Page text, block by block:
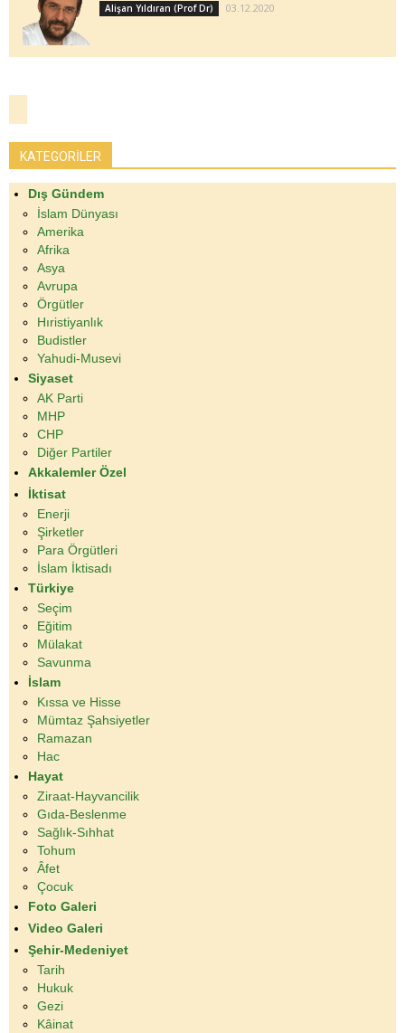
Alişan Yıldıran (Prof Dr) 03.12.2020
KATEGORİLER
Dış Gündem
İslam Dünyası
Amerika
Afrika
Asya
Avrupa
Örgütler
Hıristiyanlık
Budistler
Yahudi-Musevi
Siyaset
AK Parti
MHP
CHP
Diğer Partiler
Akkalemler Özel
İktisat
Enerji
Şirketler
Para Örgütleri
İslam İktisadı
Türkiye
Seçim
Eğitim
Mülakat
Savunma
İslam
Kıssa ve Hisse
Mümtaz Şahsiyetler
Ramazan
Hac
Hayat
Ziraat-Hayvancilik
Gıda-Beslenme
Sağlık-Sıhhat
Tohum
Âfet
Çocuk
Foto Galeri
Video Galeri
Şehir-Medeniyet
Tarih
Hukuk
Gezi
Kâinat